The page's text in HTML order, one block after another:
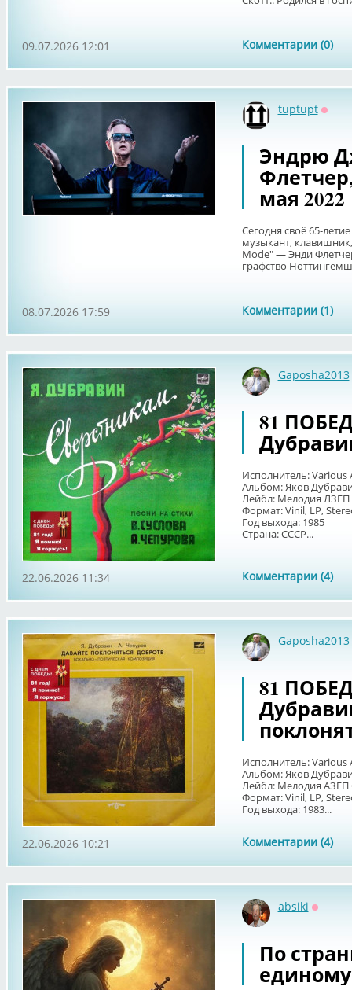
Комментарии (0)
09.07.2026 12:01
tuptupt
Эндрю
мая 2022
Сегодня своё 65-
музыкант,
Mode" — Энди
графство
Комментарии (1)
08.07.2026 17:59
Gaposha2013
81
Исполнитель: Various
Альбом: Яков
Лейбл: Мелодия ЛЗГП
Формат: Vinil, LP,
Год выхода: 1985
Страна: СССР...
Комментарии (4)
22.06.2026 11:34
Gaposha2013
81
Исполнитель: Various
Альбом: Яков
Лейбл: Мелодия АЗГП
Формат: Vinil, LP,
Год выхода: 1983...
Комментарии (4)
22.06.2026 10:21
absiki
По